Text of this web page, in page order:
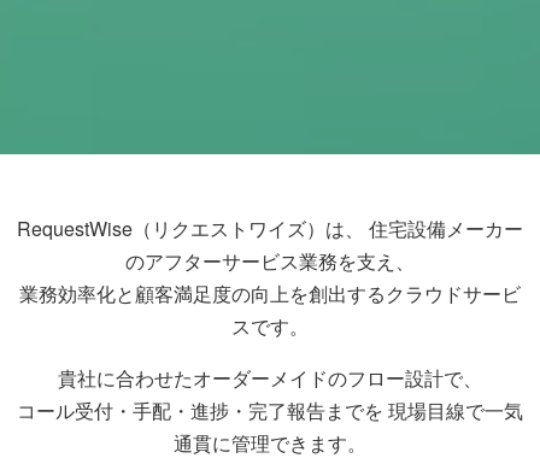
RequestWise（リクエストワイズ）は、 住宅設備メーカー
のアフターサービス業務を支え、
業務効率化と顧客満足度の向上を創出するクラウドサービ
スです。
貴社に合わせたオーダーメイドのフロー設計で、
コール受付・手配・進捗・完了報告までを 現場目線で一気
通貫に管理できます。